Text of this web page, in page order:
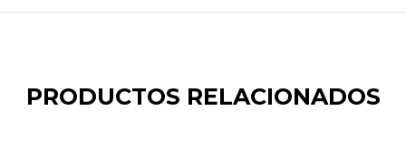
PRODUCTOS RELACIONADOS